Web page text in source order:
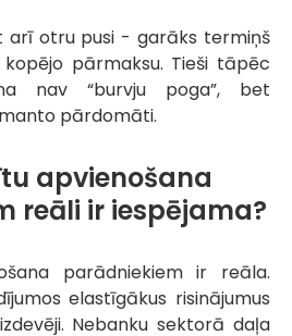
arī otru pusi - garāks termiņš
pārmaksu. Tieši tāpēc
nav “burvju poga”, bet
pārdomāti.
apvienošana
reāli ir iespējama?
parādniekiem ir reāla.
elastīgākus risinājumus
Nebanku sektorā daļa